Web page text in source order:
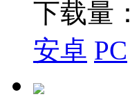
下载量：
安卓 PC